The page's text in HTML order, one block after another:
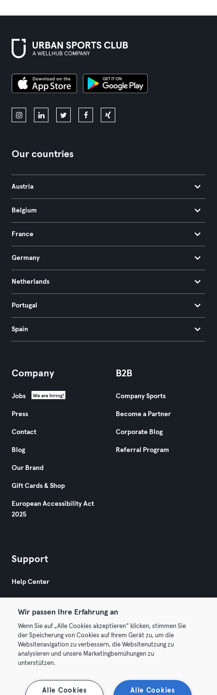
Our countries
Austria
Belgium
France
Germany
Netherlands
Portugal
Spain
Company
Jobs We are hiring!
Press
Contact
Blog
Our Brand
Gift Cards & Shop
European Accessibility Act
2025
B2B
Company Sports
Become a Partner
Corporate Blog
Referral Program
Support
Help Center
© 2026 Urban Sports Group GmbH. All rights reserved.
Terms & Conditions
Terminate contracts here Withdraw contracts here
Wir passen Ihre Erfahrung an
Wenn Sie auf „Alle Cookies akzeptieren“ klicken, stimmen Sie
der Speicherung von Cookies auf Ihrem Gerät zu, um die
Websitenavigation zu verbessern, die Websitenutzung zu
analysieren und unsere Marketingbemühungen zu
unterstützen.
Alle Cookies
Alle Cookies